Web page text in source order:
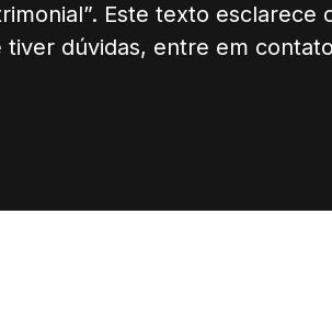
Este texto esclarece
dúvidas, entre em